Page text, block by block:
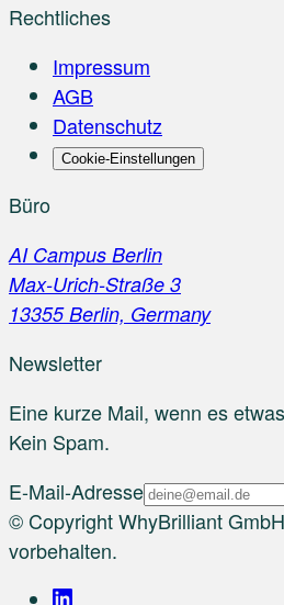
Rechtliches
Impressum
AGB
Datenschutz
Cookie-Einstellungen
Büro
AI Campus Berlin
Max-Urich-Straße 3
13355 Berlin, Germany
Newsletter
Eine kurze Mail, wenn es
Kein Spam.
E-Mail-Adresse
© Copyright WhyBrilliant
vorbehalten.